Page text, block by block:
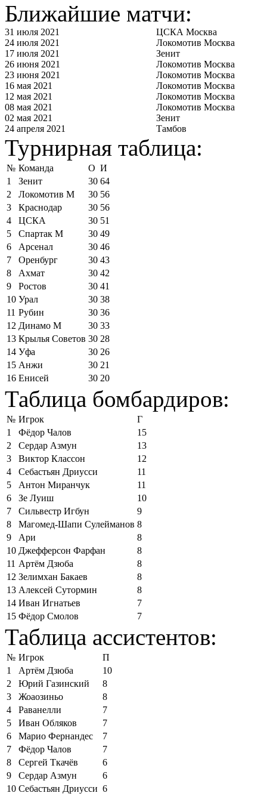
Ближайшие матчи:
31 июля 2021
ЦСКА Москва
24 июля 2021
Локомотив Москва
17 июля 2021
Зенит
26 июня 2021
Локомотив Москва
23 июня 2021
Локомотив Москва
16 мая 2021
Локомотив Москва
12 мая 2021
Локомотив Москва
08 мая 2021
Локомотив Москва
02 мая 2021
Зенит
24 апреля 2021
Тамбов
Турнирная таблица:
№ Команда О И
1
Зенит 30 64
2
Локомотив М 30 56
3
Краснодар 30 56
4
ЦСКА 30 51
5
Спартак М 30 49
6
Арсенал 30 46
7
Оренбург 30 43
8
Ахмат 30 42
9
Ростов 30 41
10 Урал 30 38
11 Рубин 30 36
12 Динамо М 30 33
13 Крылья Советов 30 28
14 Уфа 30 26
15 Анжи 30 21
16 Енисей 30 20
Таблица бомбардиров:
№ Игрок
Г
1
Фёдор Чалов
15
2
Сердар Азмун
13
3
Виктор Классон
12
4
Себастьян Дриусси
11
5
Антон Миранчук
11
6
Зе Луиш
10
7
Сильвестр Игбун
9
8
Магомед-Шапи Сулейманов 8
9
Ари
8
10 Джефферсон Фарфан
8
11 Артём Дзюба
8
12 Зелимхан Бакаев
8
13 Алексей Сутормин
8
14 Иван Игнатьев
7
15 Фёдор Смолов 7
Таблица ассистентов:
№ Игрок
П
1
Артём Дзюба
10
2
Юрий Газинский
8
3
Жоаозиньо
8
4
Раванелли
7
5
Иван Обляков
7
6
Марио Фернандес
7
7
Фёдор Чалов
7
8
Сергей Ткачёв
6
9
Сердар Азмун
6
10 Себастьян Дриусси 6